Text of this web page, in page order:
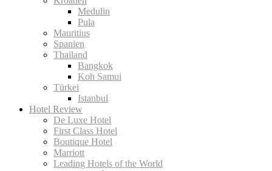
Medulin
Pula
Mauritius
Spanien
Thailand
Bangkok
Koh Samui
Türkei
Istanbul
Hotel Review
De Luxe Hotel
First Class Hotel
Boutique Hotel
Marriott
Leading Hotels of the World